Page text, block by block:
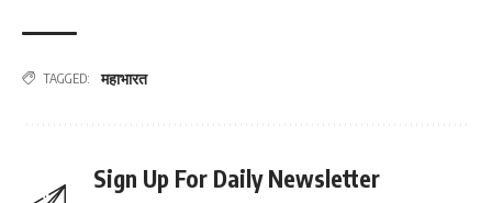
TAGGED: महाभारत
Sign Up For Daily Newsletter